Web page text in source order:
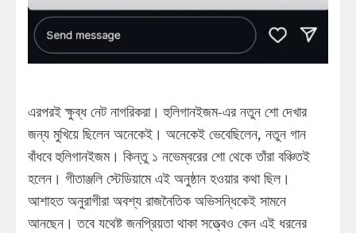
এরপরই ক্ষুব্ধ নেট নাগরিকরা। হুলিগানইজম-এর নতুন শো দেখার
জন্য মুখিয়ে ছিলেন অনেকেই। অনেকেই ভেবেছিলেন, নতুন গান
বাঁধবে হুলিগানইজম। কিন্তু ১ নভেম্বরের শো থেকে তাঁরা বঞ্চিতই
হলেন। গীতাঞ্জলি স্টেডিয়ামে এই অনুষ্ঠান হওয়ার কথা ছিল।
আশাহত অনুরাগীরা অবশ্য রাজনৈতিক অভিসন্ধিকেই সামনে
আনছেন। তবে যথেষ্ট জনপ্রিয়তা থাকা সত্ত্বেও কেন এই ধরনের